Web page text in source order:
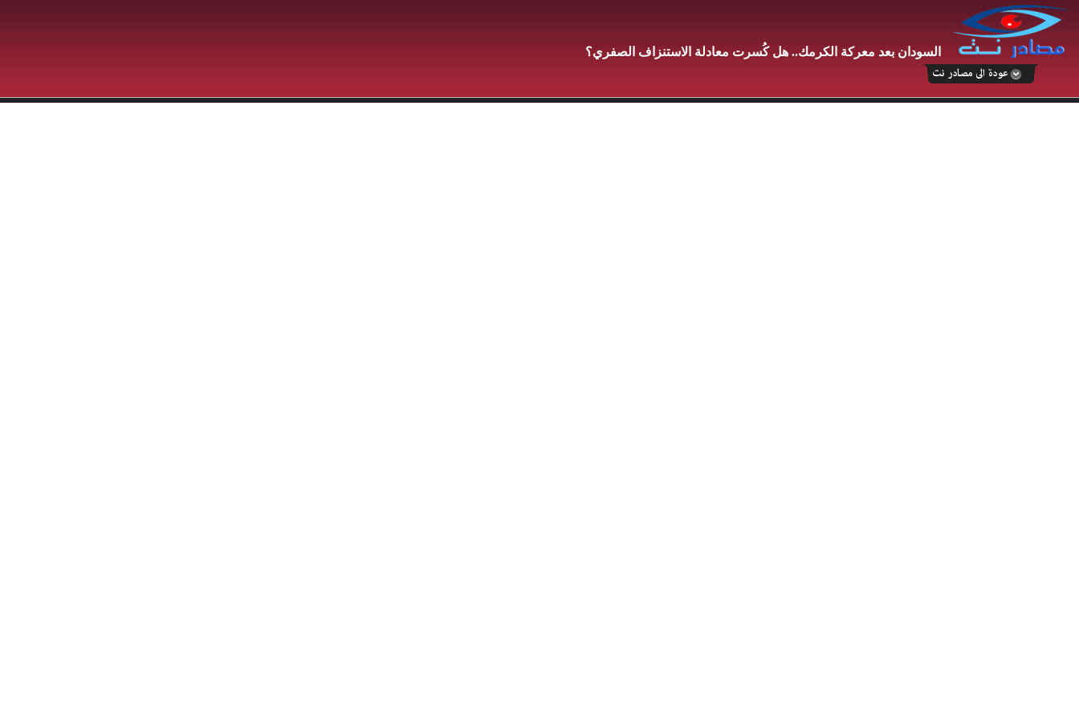
السودان بعد معركة الكرمك.. هل كُسرت معادلة الاستنزاف الصفري؟